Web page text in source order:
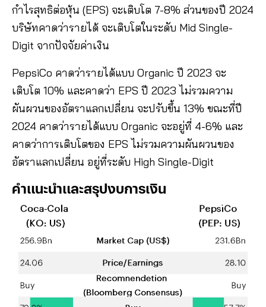
กำไรสุทธิต่อหุ้น (EPS) จะเติบโต 7-8% ส่วนของปี 2024
บริษัทคาดว่ารายได้ จะเติบโตในระดับ Mid Single-
Digit จากปัจจัยค่าเงิน
PepsiCo คาดว่ารายได้แบบ Organic ปี 2023 จะ
เติบโต 10% และคาดว่า EPS ปี 2023 ไม่รวมความ
ผันผวนของอัตราแลกเปลี่ยน จะปรับขึ้น 13% ขณะที่ปี
2024 คาดว่ารายได้แบบ Organic จะอยู่ที่ 4-6% และ
คาดว่าการเติบโตของ EPS ไม่รวมความผันผวนของ
อัตราแลกเปลี่ยน อยู่ที่ระดับ High Single-Digit
คำแนะนำและสรุปงบการเงิน